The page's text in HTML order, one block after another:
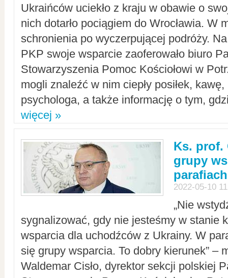
Ukraińców uciekło z kraju w obawie o
nich dotarło pociągiem do Wrocławia. W
schronienia po wyczerpującej podróży.
PKP swoje wsparcie zaoferowało biuro
Stowarzyszenia Pomoc Kościołowi w
mogli znaleźć w nim ciepły posiłek,
psychologa, a także informację o tym,
więcej »
Ks. prof.
grupy
parafiach
2022-05-10
„Nie
sygnalizować, gdy nie jesteśmy w stanie
wsparcia dla uchodźców z Ukrainy. W
się grupy wsparcia. To dobry kierunek” –
Waldemar Cisło, dyrektor sekcji polskiej